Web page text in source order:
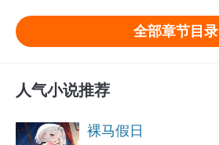
全部章节目录
人气小说推荐
裸马假日